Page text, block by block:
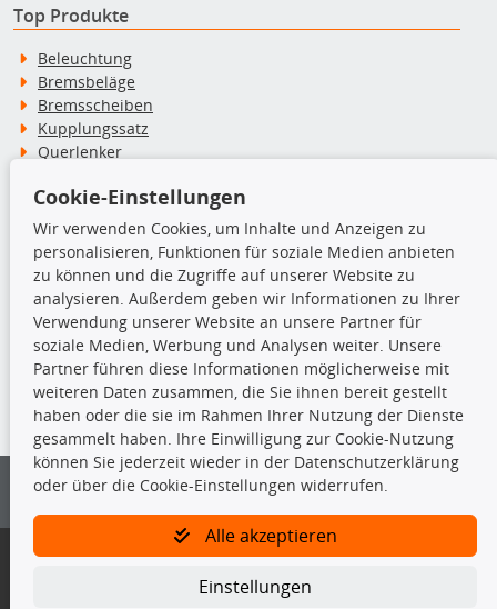
Top Produkte
Beleuchtung
Bremsbeläge
Bremsscheiben
Kupplungssatz
Querlenker
Stoßdämpfer
TecDoc Inside
Die hier angezeigten Daten insbesondere die gesamte Datenbank dürfen
nicht kopiert werden.
Es ist zu unterlassen, die Daten oder die gesamte Datenbank ohne
vorherige Zustimmung von TecDoc zu vervielfältigen, zu verbreiten
und/oder diese Handlungen durch Dritte ausführen zu lassen. Ein
Bitte prüfen Sie, ob das über unseren Onlineshop identifizierte Ersatzteil
Gegebenenfalls sind ergänzende Informationen notwendig, um
Cookie-Einstellungen
Wir verwenden Cookies, um Inhalte und Anzeigen zu
personalisieren, Funktionen für soziale Medien anbieten
zu können und die Zugriffe auf unserer Website zu
analysieren. Außerdem geben wir Informationen zu Ihrer
Verwendung unserer Website an unsere Partner für
soziale Medien, Werbung und Analysen weiter. Unsere
Partner führen diese Informationen möglicherweise mit
weiteren Daten zusammen, die Sie ihnen bereit gestellt
haben oder die sie im Rahmen Ihrer Nutzung der Dienste
gesammelt haben. Ihre Einwilligung zur Cookie-Nutzung
können Sie jederzeit wieder in der Datenschutzerklärung
oder über die Cookie-Einstellungen widerrufen.
Alle akzeptieren
Einstellungen